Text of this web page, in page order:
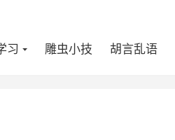
习 雕虫小技 胡言乱语